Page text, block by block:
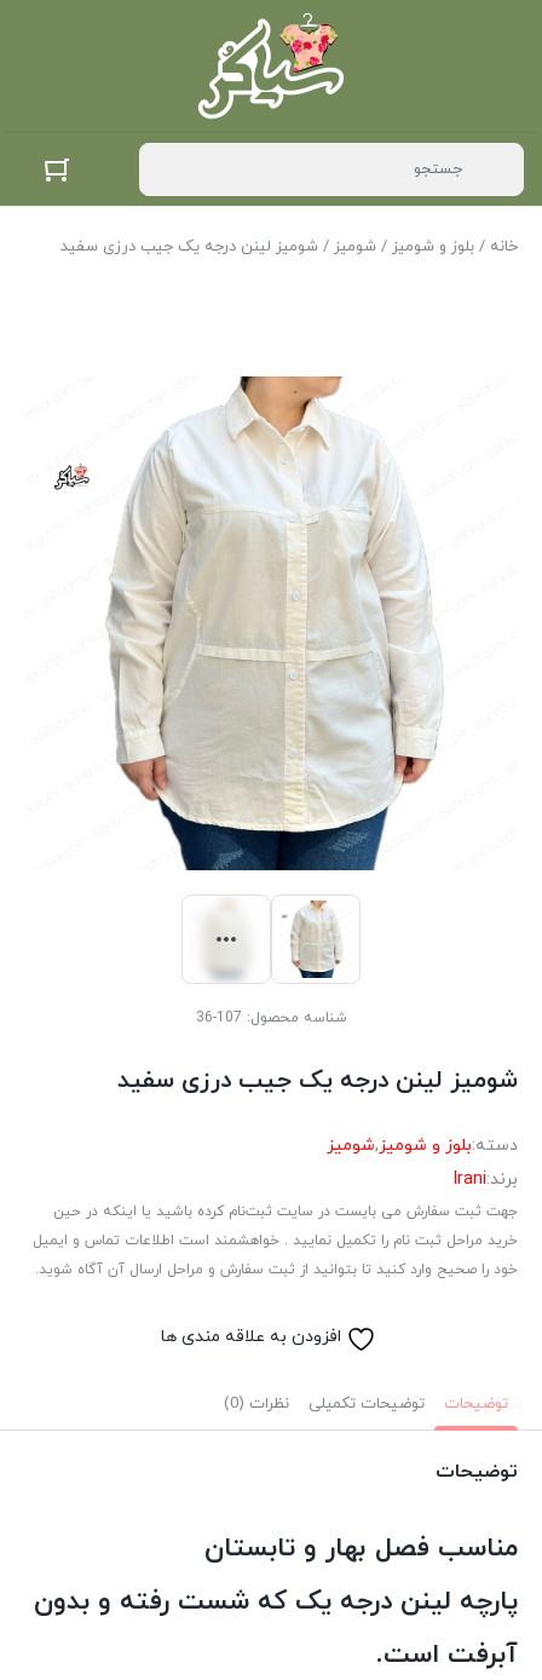
خانه / بلوز و شومیز / شومیز / شومیز لینن درجه یک جیب درزی سفید
شناسه محصول: 107-36
شومیز لینن درجه یک جیب درزی سفید
دسته:بلوز و شومیز,شومیز
برند:Irani
جهت ثبت سفارش می بایست در سایت ثبت‌نام کرده باشید یا اینکه در حین
خرید مراحل ثبت نام را تکمیل نمایید . خواهشمند است اطلاعات تماس و ایمیل
خود را صحیح وارد کنید تا بتوانید از ثبت سفارش و مراحل ارسال آن آگاه شوید.
افزودن به علاقه مندی ها
توضیحات توضیحات تکمیلی نظرات (0)
توضیحات
مناسب فصل بهار و تابستان
پارچه لینن درجه یک که شست رفته و بدون
آبرفت است.